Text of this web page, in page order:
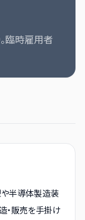
臨時雇用者
半導体製造装
・販売を手掛け